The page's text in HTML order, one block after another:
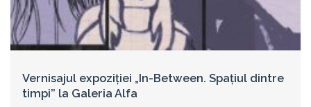
Vernisajul expoziției „In-Between. Spațiul dintre
timpi” la Galeria Alfa